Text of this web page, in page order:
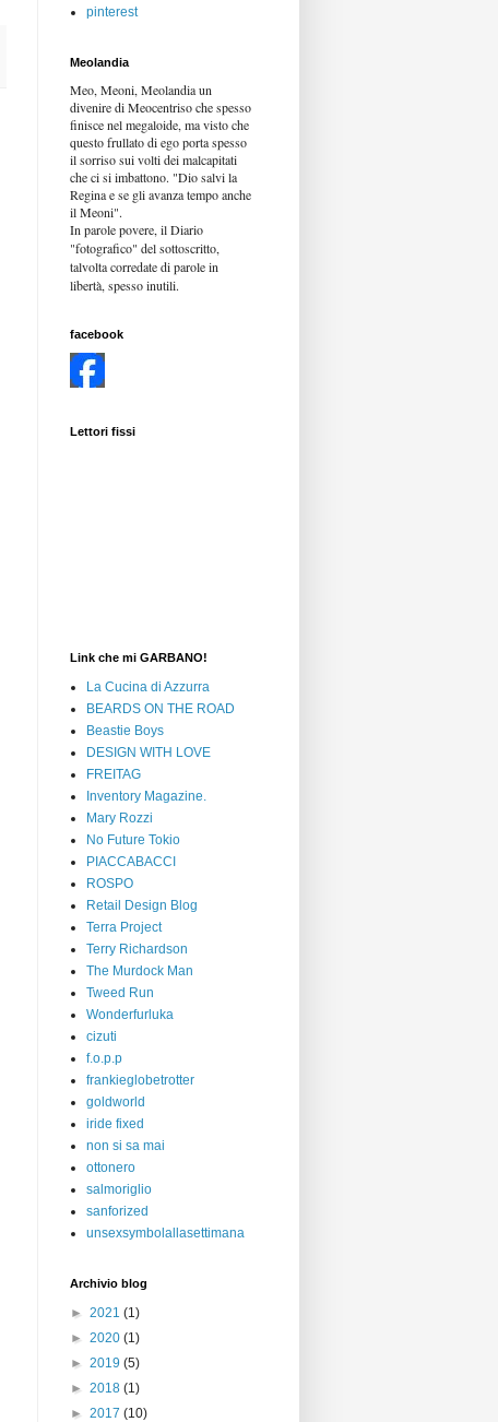
pinterest
Meolandia
Meo, Meoni, Meolandia un
divenire di Meocentriso che spesso
finisce nel megaloide, ma visto che
questo frullato di ego porta spesso
il sorriso sui volti dei malcapitati
che ci si imbattono. "Dio salvi la
Regina e se gli avanza tempo anche
il Meoni".
In parole povere, il Diario
"fotografico" del sottoscritto,
talvolta corredate di parole in
libertà, spesso inutili.
facebook
Lettori fissi
Link che mi GARBANO!
La Cucina di Azzurra
BEARDS ON THE ROAD
Beastie Boys
DESIGN WITH LOVE
FREITAG
Inventory Magazine.
Mary Rozzi
No Future Tokio
PIACCABACCI
ROSPO
Retail Design Blog
Terra Project
Terry Richardson
The Murdock Man
Tweed Run
Wonderfurluka
cizuti
f.o.p.p
frankieglobetrotter
goldworld
iride fixed
non si sa mai
ottonero
salmoriglio
sanforized
unsexsymbolallasettimana
Archivio blog
► 2021 (1)
► 2020 (1)
► 2019 (5)
► 2018 (1)
► 2017 (10)